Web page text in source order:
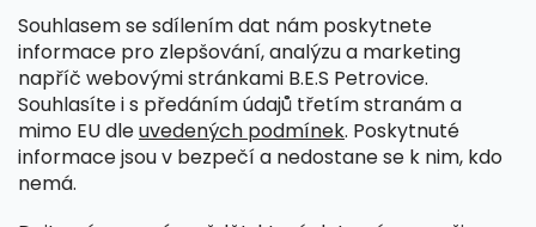
Souhlasem se sdílením dat nám poskytnete
informace pro zlepšování, analýzu a marketing
napříč webovými stránkami B.E.S Petrovice.
Souhlasíte i s předáním údajů třetím stranám a
mimo EU dleuvedených podmínek. Poskytnuté
informace jsou v bezpečí a nedostane se k nim, kdo
nemá.
Pondělí – Pátek 8:00 – 15:30
Petrovice 42, 262 55 Petrovice
Více informací